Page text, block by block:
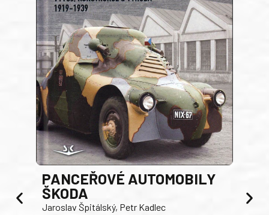
PANCEŘOVÉ AUTOMOBILY
ŠKODA
Jaroslav Špitálský, Petr Kadlec